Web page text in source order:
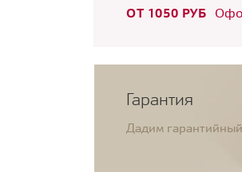
ОТ 1050 РУБ
Гарантия
Дадим